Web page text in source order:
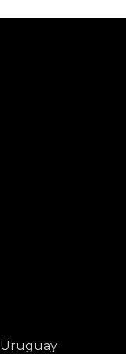
Uruguay